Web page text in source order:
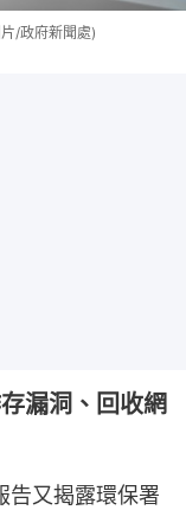
/政府新聞處)
漏洞、回收網
告又揭露環保署